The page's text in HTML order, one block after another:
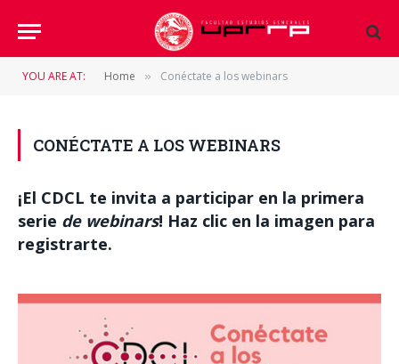
YOU ARE AT: Home » Conéctate a los webinars
CONÉCTATE A LOS WEBINARS
¡El CDCL te invita a participar en la primera
serie de webinars! Haz clic en la imagen para
registrarte.